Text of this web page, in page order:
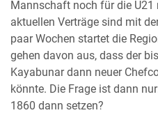
Mannschaft noch für die U21
aktuellen Verträge sind mit
paar Wochen startet die
gehen davon aus, dass der
Kayabunar dann neuer
könnte. Die Frage ist dann
1860 dann setzen?